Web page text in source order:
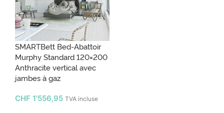
SMARTBett Bed-Abattoir
Murphy Standard 120×200
Anthracite vertical avec
jambes à gaz
CHF 1'556,95 TVA incluse